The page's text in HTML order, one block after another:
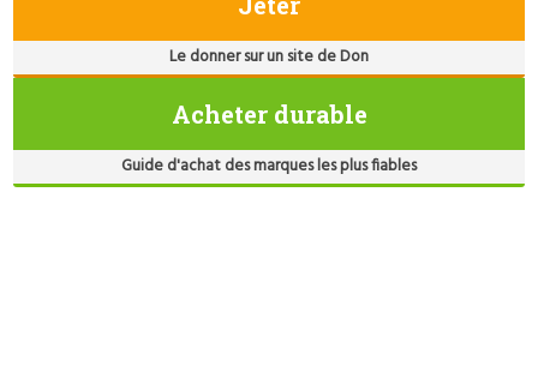
Le donner sur un site de Don
Acheter durable
Guide d'achat des marques les plus fiables